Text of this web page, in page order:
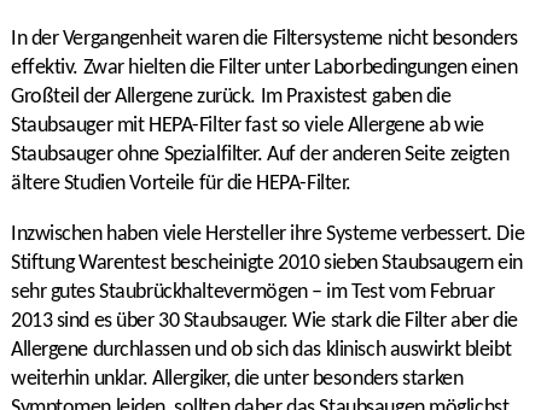
In der Vergangenheit waren die Filtersysteme nicht besonders
effektiv. Zwar hielten die Filter unter Laborbedingungen einen
Großteil der Allergene zurück. Im Praxistest gaben die
Staubsauger mit HEPA-Filter fast so viele Allergene ab wie
Staubsauger ohne Spezialfilter. Auf der anderen Seite zeigten
ältere Studien Vorteile für die HEPA-Filter.
Inzwischen haben viele Hersteller ihre Systeme verbessert. Die
Stiftung Warentest bescheinigte 2010 sieben Staubsaugern ein
sehr gutes Staubrückhaltevermögen – im Test vom Februar
2013 sind es über 30 Staubsauger. Wie stark die Filter aber die
Allergene durchlassen und ob sich das klinisch auswirkt bleibt
weiterhin unklar. Allergiker, die unter besonders starken